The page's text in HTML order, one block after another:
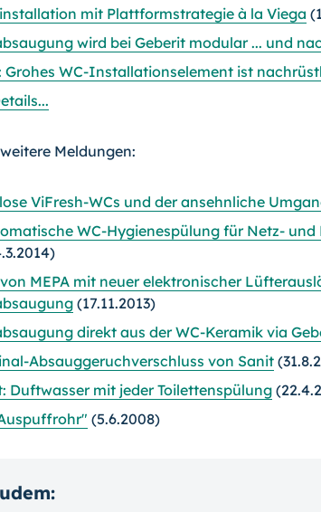
mit Plattformstrategie à la Viega
wird bei Geberit modular ... und
Grohes WC-Installationselement ist
Meldungen:
ViFresh-WCs und der ansehnliche
WC-Hygienespülung für Netz-
von MEPA mit neuer elektronischer
(17.11.2013)
direkt aus der WC-Keramik via
Absauggeruchverschluss von Sanit
Duftwasser mit jeder Toilettenspülung
(5.6.2008)